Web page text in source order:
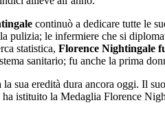
continuò a dedicare tutte le
pulizia; le infermiere che si
statistica, Florence Nightingale
sanitario; fu anche la prima
sua eredità dura ancora oggi. Il
istituito la Medaglia Florence